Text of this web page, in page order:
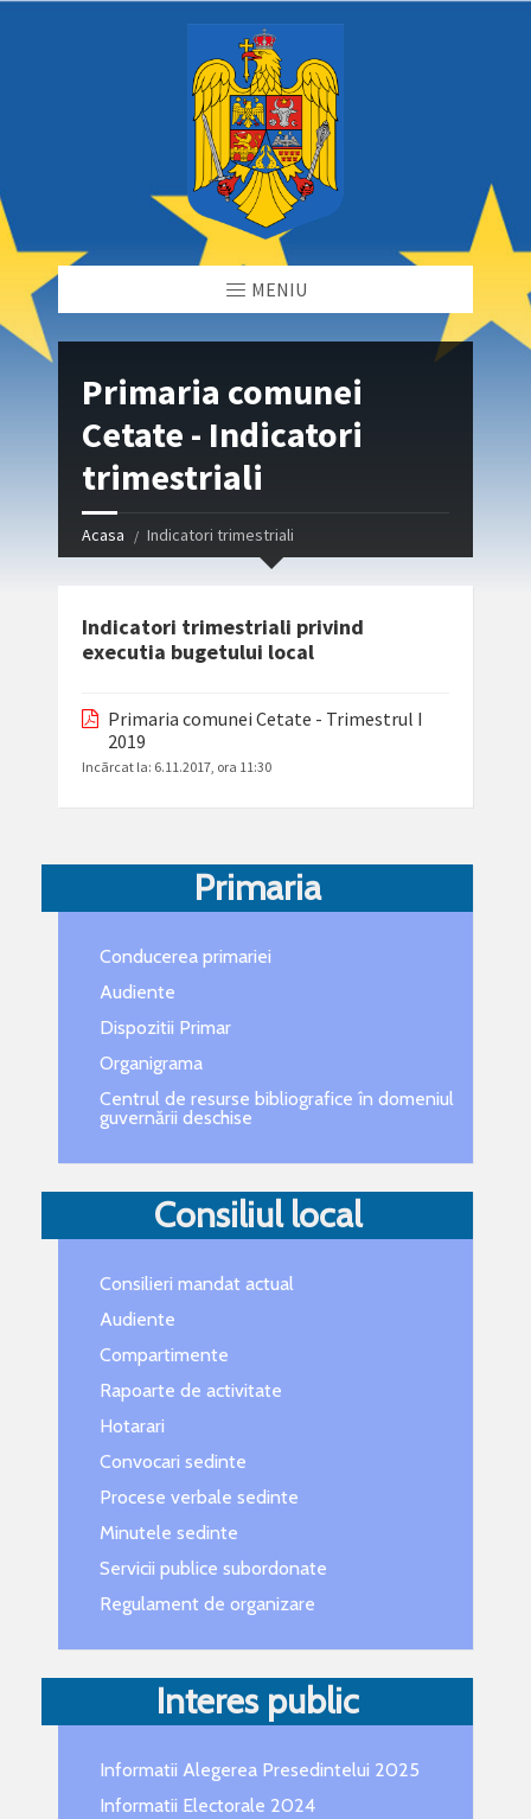
MENIU
Primaria comunei
Cetate - Indicatori
trimestriali
Acasa Indicatori trimestriali
Indicatori trimestriali privind
executia bugetului local
Primaria comunei Cetate - Trimestrul I
2019
Incãrcat la: 6.11.2017, ora 11:30
Primaria
Conducerea primariei
Audiente
Dispozitii Primar
Organigrama
Centrul de resurse bibliografice în domeniul
guvernării deschise
Consiliul local
Consilieri mandat actual
Audiente
Compartimente
Rapoarte de activitate
Hotarari
Convocari sedinte
Procese verbale sedinte
Minutele sedinte
Servicii publice subordonate
Regulament de organizare
Interes public
Informatii Alegerea Presedintelui 2025
Informatii Electorale 2024